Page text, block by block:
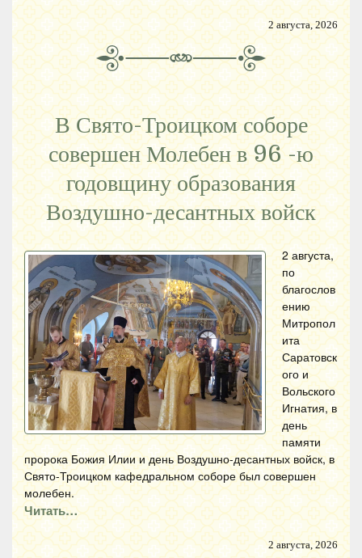
2 августа, 2026
В Свято-Троицком соборе
совершен Молебен в 96 -ю
годовщину образования
Воздушно-десантных войск
2 августа,
по
благослов
ению
Митропол
ита
Саратовск
ого и
Вольского
Игнатия, в
день
памяти
пророка Божия Илии и день Воздушно-десантных войск, в
Свято-Троицком кафедральном соборе был совершен
молебен.
Читать…
2 августа, 2026